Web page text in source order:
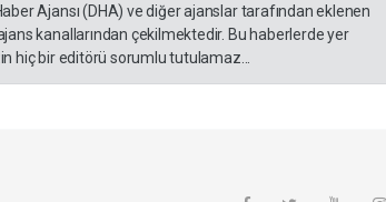
Ajansı (DHA) ve diğer ajanslar tarafından eklenen
kanallarından çekilmektedir. Bu haberlerde yer
hiç bir editörü sorumlu tutulamaz...